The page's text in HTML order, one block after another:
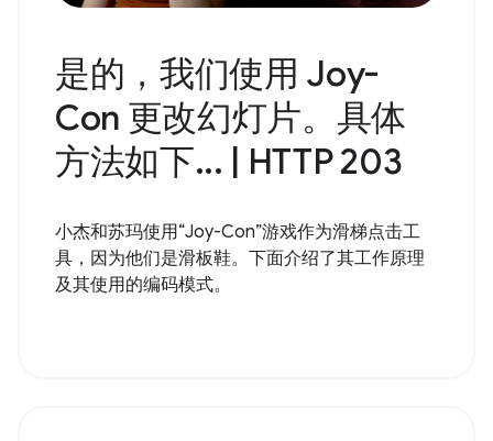
是的，我们使用 Joy-
Con 更改幻灯片。具体
方法如下... | HTTP 203
小杰和苏玛使用“Joy-Con”游戏作为滑梯点击工
具，因为他们是滑板鞋。下面介绍了其工作原理
及其使用的编码模式。